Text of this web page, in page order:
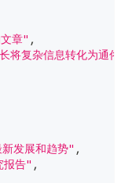
章" ,
将复杂信息转化为通
发展和趋势" ,
报告" ,